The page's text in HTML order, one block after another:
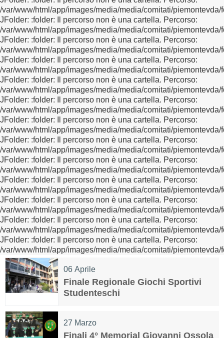
/var/www/html/app/images/media/media/comitati/piemontevda/
JFolder: :folder: Il percorso non è una cartella. Percorso:
/var/www/html/app/images/media/media/comitati/piemontevda/
JFolder: :folder: Il percorso non è una cartella. Percorso:
/var/www/html/app/images/media/media/comitati/piemontevda/
JFolder: :folder: Il percorso non è una cartella. Percorso:
/var/www/html/app/images/media/media/comitati/piemontevda/
JFolder: :folder: Il percorso non è una cartella. Percorso:
/var/www/html/app/images/media/media/comitati/piemontevda/
JFolder: :folder: Il percorso non è una cartella. Percorso:
/var/www/html/app/images/media/media/comitati/piemontevda/
JFolder: :folder: Il percorso non è una cartella. Percorso:
/var/www/html/app/images/media/media/comitati/piemontevda/
JFolder: :folder: Il percorso non è una cartella. Percorso:
/var/www/html/app/images/media/media/comitati/piemontevda/
JFolder: :folder: Il percorso non è una cartella. Percorso:
/var/www/html/app/images/media/media/comitati/piemontevda/
JFolder: :folder: Il percorso non è una cartella. Percorso:
/var/www/html/app/images/media/media/comitati/piemontevda/
JFolder: :folder: Il percorso non è una cartella. Percorso:
/var/www/html/app/images/media/media/comitati/piemontevda/
JFolder: :folder: Il percorso non è una cartella. Percorso:
/var/www/html/app/images/media/media/comitati/piemontevda/
JFolder: :folder: Il percorso non è una cartella. Percorso:
/var/www/html/app/images/media/media/comitati/piemontevda/
06 Aprile
Finale Regionale Giochi Sportivi
Studenteschi
27 Marzo
Finali 4° Memorial Giovanni Ossola